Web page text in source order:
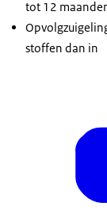
tot 12
stoffen dan in